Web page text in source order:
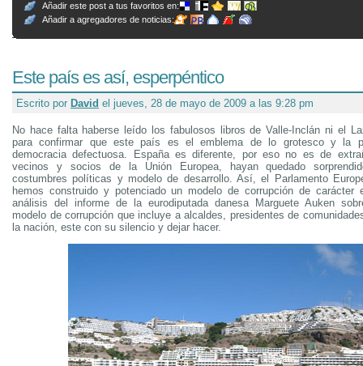
Añadir este post a tus favoritos en:
Añadir a agregadores de noticias:
Este país es así, esperpéntico
Escrito por David el jueves, 28 de mayo de 2009 a las 9:28 pm
No hace falta haberse leído los fabulosos libros de Valle-Inclán ni el
para confirmar que este país es el emblema de lo grotesco y la
democracia defectuosa. España es diferente, por eso no es de
vecinos y socios de la Unión Europea, hayan quedado
costumbres políticas y modelo de desarrollo. Así, el Parlamento
hemos construido y potenciado un modelo de corrupción de carácter
análisis del informe de la eurodiputada danesa Marguete Auken
modelo de corrupción que incluye a alcaldes, presidentes de
la nación, este con su silencio y dejar hacer.